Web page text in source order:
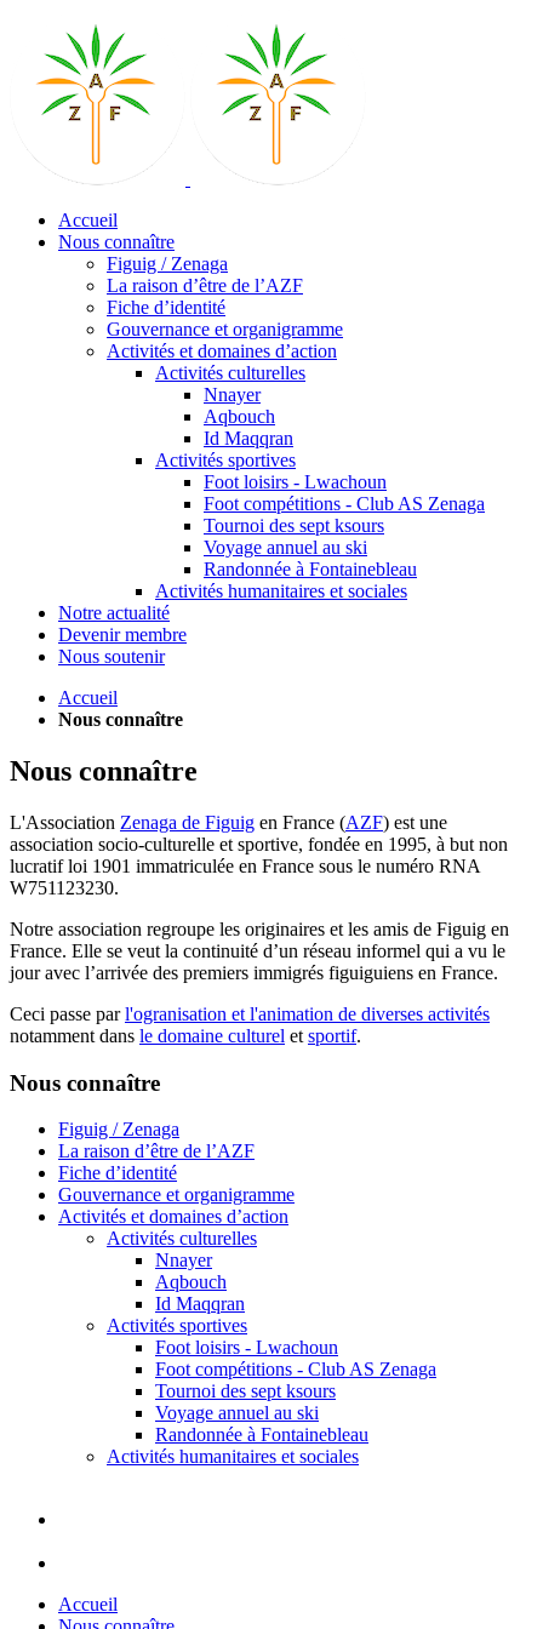
Accueil
Nous connaître
Figuig / Zenaga
La raison d’être de l’AZF
Fiche d’identité
Gouvernance et organigramme
Activités et domaines d’action
Activités culturelles
Nnayer
Aqbouch
Id Maqqran
Activités sportives
Foot loisirs - Lwachoun
Foot compétitions - Club AS Zenaga
Tournoi des sept ksours
Voyage annuel au ski
Randonnée à Fontainebleau
Activités humanitaires et sociales
Notre actualité
Devenir membre
Nous soutenir
Accueil
Nous connaître
Nous connaître
L'Association Zenaga de Figuig en France (AZF) est une
association socio-culturelle et sportive, fondée en 1995, à but non
lucratif loi 1901 immatriculée en France sous le numéro RNA
W751123230.
Notre association regroupe les originaires et les amis de Figuig en
France. Elle se veut la continuité d’un réseau informel qui a vu le
jour avec l’arrivée des premiers immigrés figuiguiens en France.
Ceci passe parl'ogranisation et l'animation de diverses activités
notamment dans le domaine culturel et sportif.
Nous connaître
Figuig / Zenaga
La raison d’être de l’AZF
Fiche d’identité
Gouvernance et organigramme
Activités et domaines d’action
Activités culturelles
Nnayer
Aqbouch
Id Maqqran
Activités sportives
Foot loisirs - Lwachoun
Foot compétitions - Club AS Zenaga
Tournoi des sept ksours
Voyage annuel au ski
Randonnée à Fontainebleau
Activités humanitaires et sociales
Accueil